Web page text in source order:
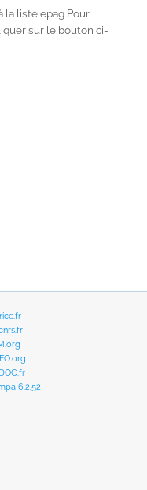
la liste epag Pour
sur le bouton ci-
6.2.52